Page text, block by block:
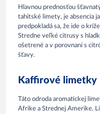
Hlavnou prednosťou
tahitské limety, je absencia
predpokladá sa, že ide o
Stredne veľké citrusy s
ošetrené a v porovnaní s
šťavy.
Kaffirové limetky
Táto odroda aromatickej
Afrike a Strednej Amerike.